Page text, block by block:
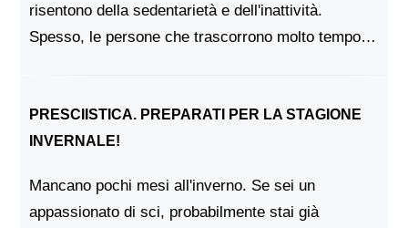
risentono della sedentarietà e dell'inattività.
Spesso, le persone che trascorrono molto tempo
PRESCIISTICA. PREPARATI PER LA STAGIONE
INVERNALE!
Mancano pochi mesi all'inverno. Se sei un
appassionato di sci, probabilmente stai già